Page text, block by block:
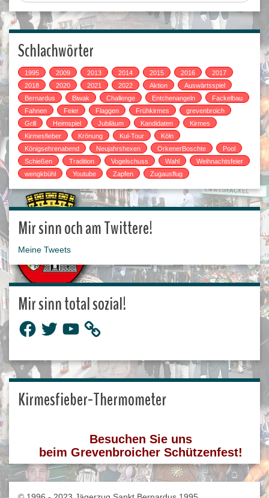
Schlachwörter
1995 2009 2013 2014 2015 2016
2017
2018
2020 2021 2022 Aktion
Auswärtsspiel
Bernardus
Biwak Challenge Entchenangeln
Fackelbau
Fahnen
Feier Flaggen Frühkirmes
grevenbroich
Grill
Heimspiel Jubiläum Kandidaten
Kirmes
Kirmesfieber
Krönung Kul-Tour
Köln
Königsehrenabend
Neujahrshexen OrkenerBoschte
Pool
Schießen
Tradition Vogelschuss Wahl
Weihnachtsfeier
wengkbühl
Youtube Zapfen Zugausflug
Mir sinn och am Twittere!
Meine Tweets
Mir sinn total sozial!
Facebook
TwitterYouTube
Kirmesfieber-Thermometer
Besuchen Sie uns
beim Grevenbroicher Schützenfest!